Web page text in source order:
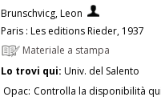
Brunschvicg, Leon
Paris : Les editions Rieder, 1937
Materiale a stampa
Lo trovi qui: Univ. del Salento
Opac: Controlla la disponibilità